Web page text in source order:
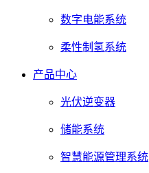
数字电能系统
柔性制氢系统
产品中心
光伏逆变器
储能系统
智慧能源管理系统